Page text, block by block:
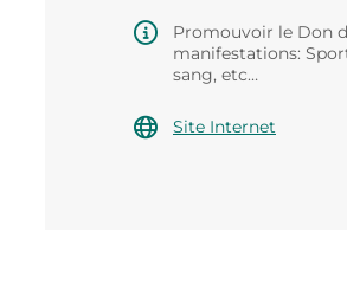
Promouvoir le Don
manifestations:
sang, etc…
Site Internet